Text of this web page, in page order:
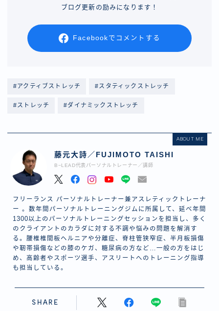
ブログ更新の励みになります！
Facebookでコメントする
#アクティブストレッチ #スタティックストレッチ
#ストレッチ #ダイナミックストレッチ
ABOUT ME
藤元大詩／FUJIMOTO TAISHI
B−LEAD代表パーソナルトレーナー／講師
フリーランス パーソナルトレーナー兼アスレティックトレーナ
ー 。数年間パーソナルトレーニングジムに所属して、延べ年間
1300以上のパーソナルトレーニングセッションを担当し、多く
のクライアントのカラダに対する不調や悩みの問題を解消す
る。腰椎椎間板ヘルニアや分離症、脊柱管狭窄症、半月板損傷
や靭帯損傷などの膝のケガ、糖尿病の方など…一般の方をはじ
め、高齢者やスポーツ選手、アスリートへのトレーニング指導
も担当している。
SHARE